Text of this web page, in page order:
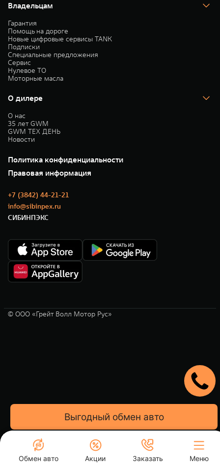
Владельцам
Гарантия
Помощь на дороге
Новые цифровые сервисы TANK
Подписки
Специальные предложения
Сервис
Нулевое ТО
Моторные масла
О дилере
О нас
35 лет GWM
GWM ТЕХ ДЕНЬ
Новости
Политика конфиденциальности
Правовая информация
+7 (3842) 44-21-21
info@sibinpex.ru
СИБИНПЭКС
© ООО «Грейт Волл Мотор Рус»
Обмен авто Акции Заказать Меню
Акции и Спецпредложения